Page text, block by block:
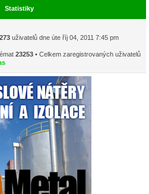
Statistiky
273 uživatelů dne úte říj 04, 2011 7:45 pm
23253 • Celkem zaregistrovaných uživatelů